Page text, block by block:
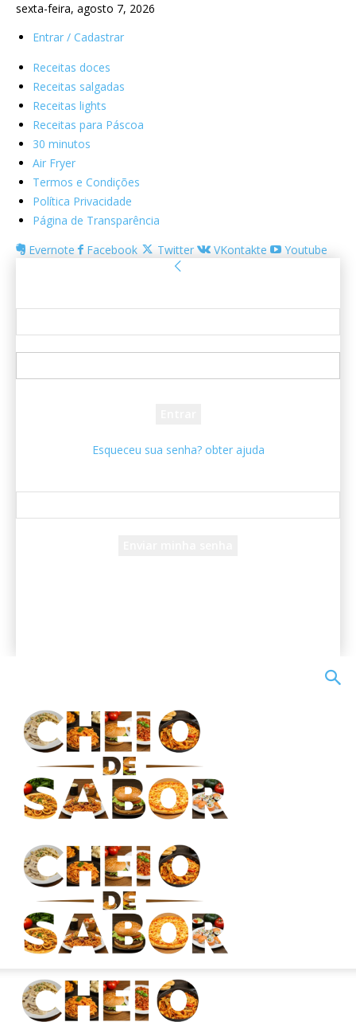
sexta-feira, agosto 7, 2026
Entrar / Cadastrar
Receitas doces
Receitas salgadas
Receitas lights
Receitas para Páscoa
30 minutos
Air Fryer
Termos e Condições
Política Privacidade
Página de Transparência
Evernote
Facebook Twitter VKontakte Youtube
Esqueceu sua senha? obter ajuda